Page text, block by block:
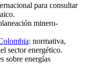
para consultar
minero-
: normativa,
sector energético.
sobre energías